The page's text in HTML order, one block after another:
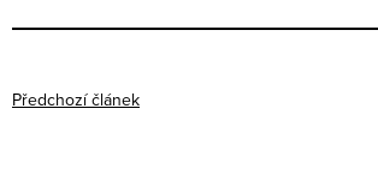
Předchozí článek